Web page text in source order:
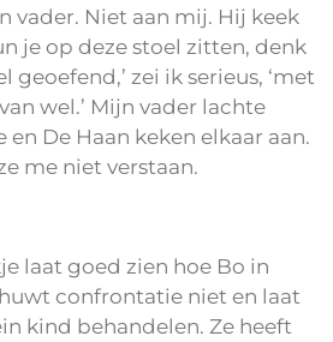
vader. Niet aan mij. Hij keek
je op deze stoel zitten, denk
geoefend,’ zei ik serieus, ‘met
wel.’ Mijn vader lachte
en De Haan keken elkaar aan.
me niet verstaan.
laat goed zien hoe Bo in
confrontatie niet en laat
kind behandelen. Ze heeft